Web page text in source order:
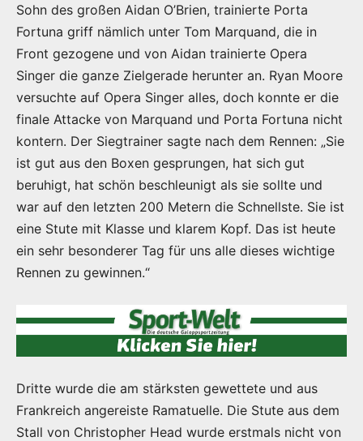
Sohn des großen Aidan O’Brien, trainierte Porta
Fortuna griff nämlich unter Tom Marquand, die in
Front gezogene und von Aidan trainierte Opera
Singer die ganze Zielgerade herunter an. Ryan Moore
versuchte auf Opera Singer alles, doch konnte er die
finale Attacke von Marquand und Porta Fortuna nicht
kontern. Der Siegtrainer sagte nach dem Rennen: „Sie
ist gut aus den Boxen gesprungen, hat sich gut
beruhigt, hat schön beschleunigt als sie sollte und
war auf den letzten 200 Metern die Schnellste. Sie ist
eine Stute mit Klasse und klarem Kopf. Das ist heute
ein sehr besonderer Tag für uns alle dieses wichtige
Rennen zu gewinnen.“
Dritte wurde die am stärksten gewettete und aus
Frankreich angereiste Ramatuelle. Die Stute aus dem
Stall von Christopher Head wurde erstmals nicht von